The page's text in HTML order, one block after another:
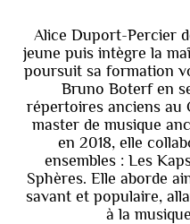
Alice Duport-Percier
jeune puis intègre la
poursuit sa formation
Bruno Boterf en
répertoires anciens au
master de musique
en 2018, elle
ensembles : Les
Sphères. Elle aborde
savant et populaire,
à la